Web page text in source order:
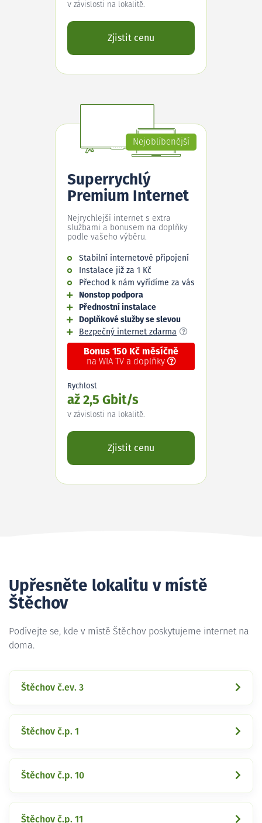
V závislosti na lokalitě.
Zjistit cenu
Nejoblíbenější
Superrychlý
Premium Internet
Nejrychlejší internet s extra
službami a bonusem na doplňky
podle vašeho výběru.
Stabilní internetové připojení
Instalace již za 1 Kč
Přechod k nám vyřídíme za vás
Nonstop podpora
Přednostní instalace
Doplňkové služby se slevou
Bezpečný internet zdarma
Bonus 150 Kč měsíčně
na WIA TV a doplňky
Rychlost
až 2,5 Gbit/s
V závislosti na lokalitě.
Zjistit cenu
Upřesněte lokalitu v místě
Štěchov
Podívejte se, kde v místě Štěchov poskytujeme internet na
doma.
Štěchov č.ev. 3
Štěchov č.p. 1
Štěchov č.p. 10
Štěchov č.p. 11